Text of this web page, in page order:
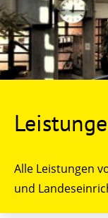
Alle Leistungen
und